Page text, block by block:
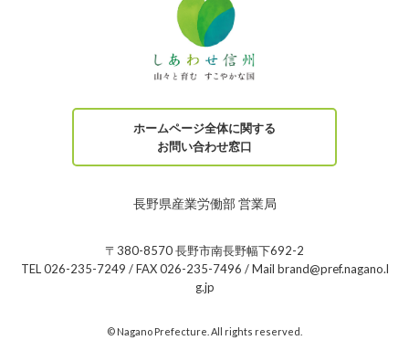
ホームページ全体に関する
お問い合わせ窓口
長野県産業労働部 営業局
〒380-8570 長野市南長野幅下692-2
TEL 026-235-7249 / FAX 026-235-7496 / Mail brand@pref.nagano.l
g.jp
© Nagano Prefecture. All rights reserved.